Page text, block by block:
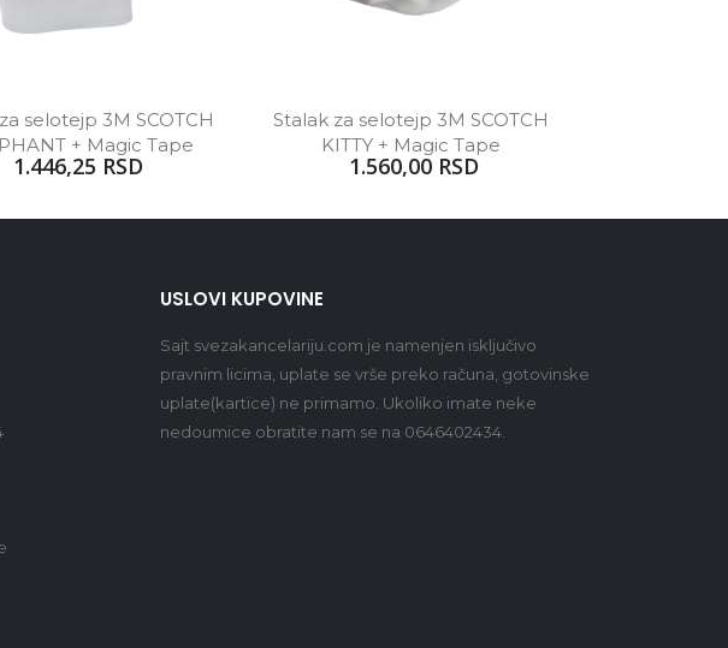
selotejp 3M SCOTCH
+ Magic Tape
1.446,25 RSD
Stalak za selotejp 3M SCOTCH
KITTY + Magic Tape
1.560,00 RSD
USLOVI KUPOVINE
Sajt svezakancelariju.com je namenjen isključivo
pravnim licima, uplate se vrše preko računa, gotovinske
uplate(kartice) ne primamo. Ukoliko imate neke
nedoumice obratite nam se na 0646402434.